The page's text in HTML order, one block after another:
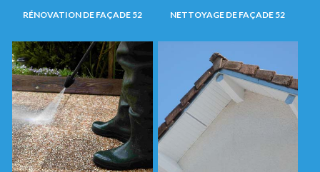
RÉNOVATION DE FAÇADE 52 NETTOYAGE DE FAÇADE 52